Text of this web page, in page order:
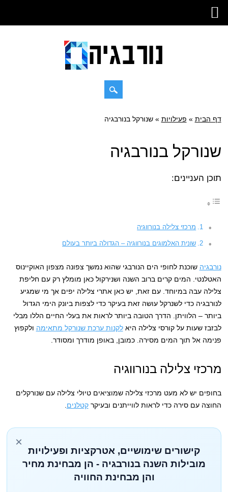
Main menu
Skip
דף הבית » פעילויות »שנורקל בנורבגיה
שנורקל בנורבגיה
תוכן העניינים:
מרכזי צלילה בנורווגיה
שונית האלמוגים בנורווגיה – הגדולה ביותר בעולם
נורבגיה שוכנת לחופי הים הנורבגי שהוא נמשך צפונה מצפון האוקיינוס
האטלנטי. המים קרים ברוב השנה ושנירקול כאן מומלץ רק עם חליפת
צלילה עבה במיוחד. עם זאת, יש כאן אתרי צלילה יפים אך מי שמגיע
לנורבגיה כדי לשנרקל עושה זאת בעיקר כדי לצפות ביונק הימי הגדול
ביותר – הלוויתן. הדרך הטובה ביותר לראות את בעלי החיים הללו מבלי
לבזבז שעות על קורסי צלילה היאלקנות ערכת שנורקל מתאימה ולקפוץ
פנימה אל תוך המים מסירה. כמובן, באופן מודרך ומסודר.
מרכזי צלילה בנורווגיה
בחופים יש לא מעט מרכזי צלילה שמוציאים טיולי צלילה עם שנורקלים
החוצה עם סירה כדי לראות לווייתנים ובעיקרקטלנים
×
קישורים שימושיים, אטרקציות ופעילויות
מובילות השנה בנורבגיה - הן מבחינת מחיר
והן מבחינת החוויה